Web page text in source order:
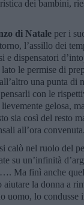
dei bambini,
di Natale per i
l’assillo dei
e dispensatori
lato le permise di
una punta di
con le
gelosa,
sia così del resto
all’ora convenuta.
calò nel ruolo del
su un’infinità
Ma finì anche
la donna a
uomo, lo condusse